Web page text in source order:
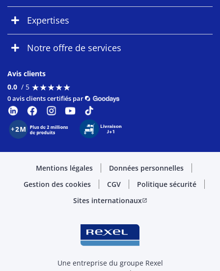
Expertises
Notre offre de services
Avis clients
0.0 / 5 ★★★★★
★★★★★
0 avis clients certifiés par
Mentions légales
Données personnelles
Gestion des cookies
CGV
Politique sécurité
Sites internationauxopen_in_new
Une entreprise du groupe Rexel